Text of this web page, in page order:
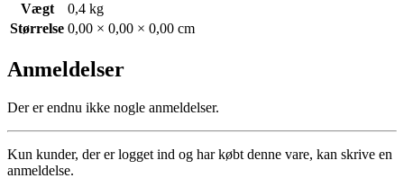
Vægt
0,4 kg
Størrelse 0,00 × 0,00 × 0,00 cm
Anmeldelser
Der er endnu ikke nogle anmeldelser.
Kun kunder, der er logget ind og har købt denne vare, kan skrive en
anmeldelse.